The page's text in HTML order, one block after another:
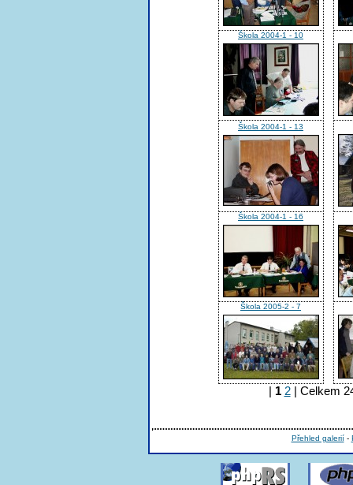
Škola 2004-1 - 10
Škola 2004-1 - 13
Škola 2004-1 - 16
Škola 2005-2 - 7
| 1 2| Celkem
Přehled galerií-